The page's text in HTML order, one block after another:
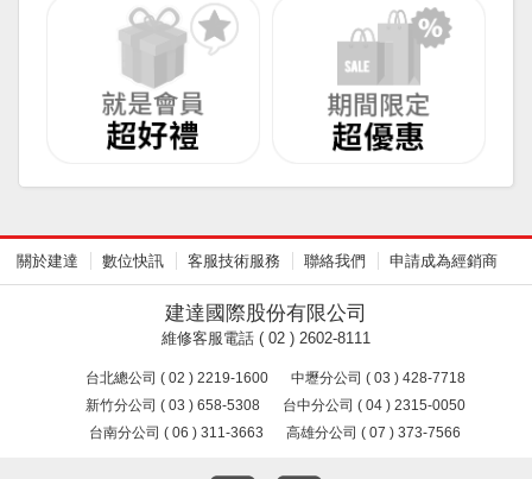
關於建達 數位快訊 客服技術服務 聯絡我們 申請成為經銷商
建達國際股份有限公司
維修客服電話 ( 02 ) 2602-8111
台北總公司 ( 02 ) 2219-1600
中壢分公司 ( 03 ) 428-7718
新竹分公司 ( 03 ) 658-5308
台中分公司 ( 04 ) 2315-0050
台南分公司 ( 06 ) 311-3663
高雄分公司 ( 07 ) 373-7566